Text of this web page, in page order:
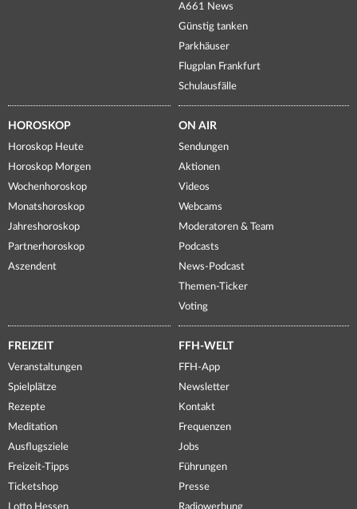
A661 News
Günstig tanken
Parkhäuser
Flugplan Frankfurt
Schulausfälle
HOROSKOP
Horoskop Heute
Horoskop Morgen
Wochenhoroskop
Monatshoroskop
Jahreshoroskop
Partnerhoroskop
Aszendent
ON AIR
Sendungen
Aktionen
Videos
Webcams
Moderatoren & Team
Podcasts
News-Podcast
Themen-Ticker
Voting
FREIZEIT
Veranstaltungen
Spielplätze
Rezepte
Meditation
Ausflugsziele
Freizeit-Tipps
Ticketshop
Lotto Hessen
FFH-WELT
FFH-App
Newsletter
Kontakt
Frequenzen
Jobs
Führungen
Presse
Radiowerbung